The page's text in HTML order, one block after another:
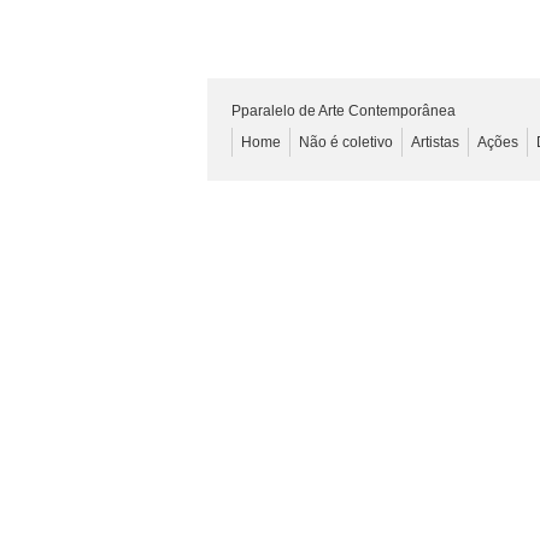
Pparalelo de Arte Contemporânea
Home
Não é coletivo Artistas Ações